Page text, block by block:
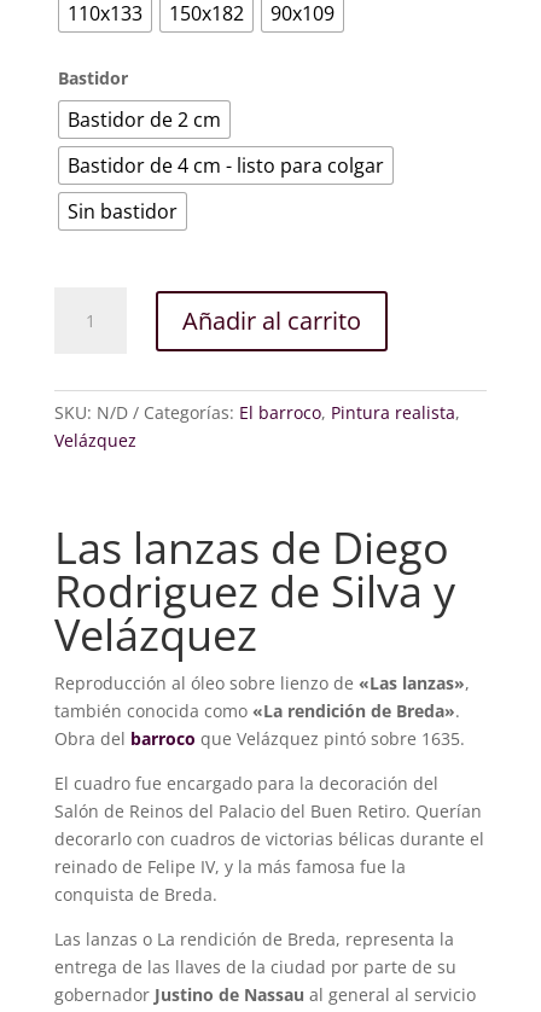
110x133 150x182 90x109
Bastidor
Bastidor de 2 cm
Bastidor de 4 cm - listo para colgar
Sin bastidor
lanzas
rendición
de
Añadir al carrito
SKU: N/D Categorías: El barroco, Pintura realista,
Velázquez
Las lanzas de Diego
Rodriguez de Silva y
Velázquez
Reproducción al óleo sobre lienzo de «Las lanzas»,
también conocida como «La rendición de Breda».
Obra del barroco que Velázquez pintó sobre 1635.
El cuadro fue encargado para la decoración del
Salón de Reinos del Palacio del Buen Retiro. Querían
decorarlo con cuadros de victorias bélicas durante el
reinado de Felipe IV, y la más famosa fue la
conquista de Breda.
Las lanzas o La rendición de Breda, representa la
entrega de las llaves de la ciudad por parte de su
gobernador Justino de Nassau al general al servicio